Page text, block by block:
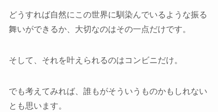
どうすれば自然にこの世界に馴染んでいるような振る
舞いができるか、大切なのはその一点だけです。
そして、それを叶えられるのはコンビニだけ。
でも考えてみれば、誰もがそういうものかもしれない
とも思います。